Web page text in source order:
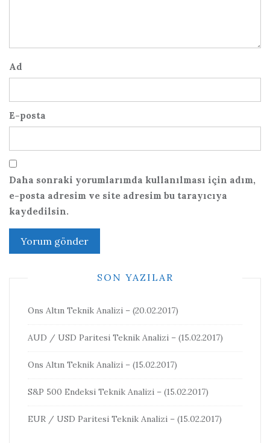
Ad
E-posta
Daha sonraki yorumlarımda kullanılması için adım,
e-posta adresim ve site adresim bu tarayıcıya
kaydedilsin.
SON YAZILAR
Ons Altın Teknik Analizi – (20.02.2017)
AUD / USD Paritesi Teknik Analizi – (15.02.2017)
Ons Altın Teknik Analizi – (15.02.2017)
S&P 500 Endeksi Teknik Analizi – (15.02.2017)
EUR / USD Paritesi Teknik Analizi – (15.02.2017)